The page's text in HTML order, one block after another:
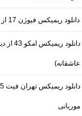
دانلود ریمیکس فیوژن 17 از لیروی بیتز
دانلود
عاشقانه)
موریانی